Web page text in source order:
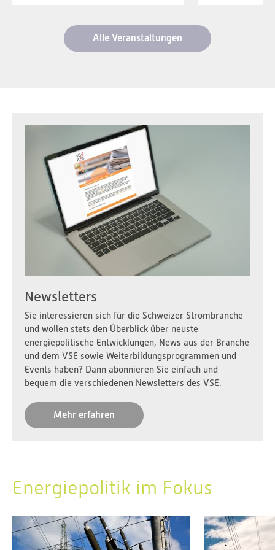
Alle Veranstaltungen
Newsletters
Sie interessieren sich für die Schweizer Strombranche
und wollen stets den Überblick über neuste
energiepolitische Entwicklungen, News aus der Branche
und dem VSE sowie Weiterbildungsprogrammen und
Events haben? Dann abonnieren Sie einfach und
bequem die verschiedenen Newsletters des VSE.
Mehr erfahren
Energiepolitik im Fokus